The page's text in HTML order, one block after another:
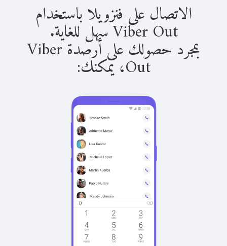
الاتصال على فنزويلا باستخدام
Viber Out سهل للغاية.
بمجرد حصولك على أرصدة Viber
Out، يمكنك: